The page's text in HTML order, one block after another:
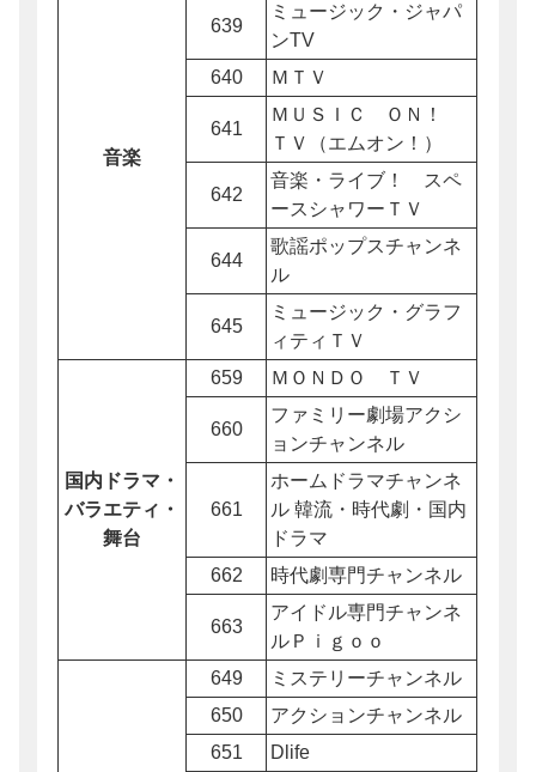
音楽
639
ミュージック・ジャパ
ンTV
640
ＭＴＶ
641
ＭＵＳＩＣ ＯＮ！
ＴＶ（エムオン！）
642
音楽・ライブ！ スペ
ースシャワーＴＶ
644
歌謡ポップスチャンネ
ル
645
ミュージック・グラフ
ィティＴＶ
国内ドラマ・
バラエティ・
舞台
659 ＭＯＮＤＯ ＴＶ
660
ファミリー劇場アクシ
ョンチャンネル
661
ホームドラマチャンネ
ル 韓流・時代劇・国内
ドラマ
662
時代劇専門チャンネル
663
アイドル専門チャンネ
ルＰｉｇｏｏ
649
ミステリーチャンネル
650
アクションチャンネル
651
Dlife